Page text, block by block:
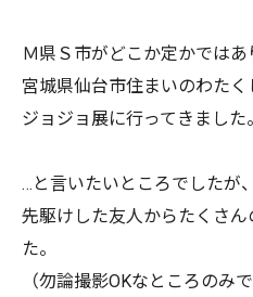
Ｍ県Ｓ市がどこか定かではあ
宮城県仙台市住まいのわたく
ジョジョ展に行ってきました。
…と言いたいところでしたが
先駆けした友人からたくさ
た。
（勿論撮影OKなところのみで